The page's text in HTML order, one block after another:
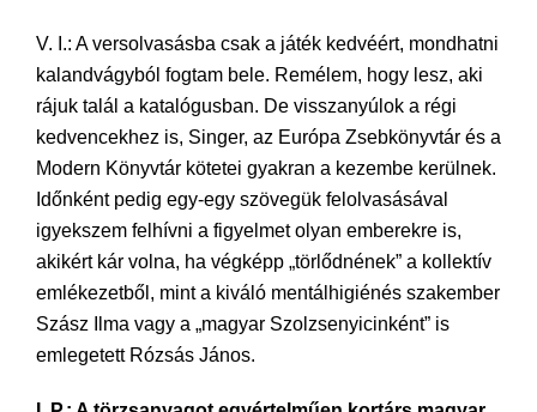
V. I.: A versolvasásba csak a játék kedvéért, mondhatni
kalandvágyból fogtam bele. Remélem, hogy lesz, aki
rájuk talál a katalógusban. De visszanyúlok a régi
kedvencekhez is, Singer, az Európa Zsebkönyvtár és a
Modern Könyvtár kötetei gyakran a kezembe kerülnek.
Időnként pedig egy-egy szövegük felolvasásával
igyekszem felhívni a figyelmet olyan emberekre is,
akikért kár volna, ha végképp „törlődnének” a kollektív
emlékezetből, mint a kiváló mentálhigiénés szakember
Szász Ilma vagy a „magyar Szolzsenyicinként” is
emlegetett Rózsás János.